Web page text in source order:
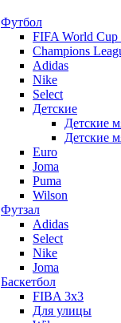
Футбол
FIFA World Cup
Champions
Adidas
Nike
Select
Детские
Детские
Детские
Euro
Joma
Puma
Wilson
Футзал
Adidas
Select
Nike
Joma
Баскетбол
FIBA 3x3
Для улицы